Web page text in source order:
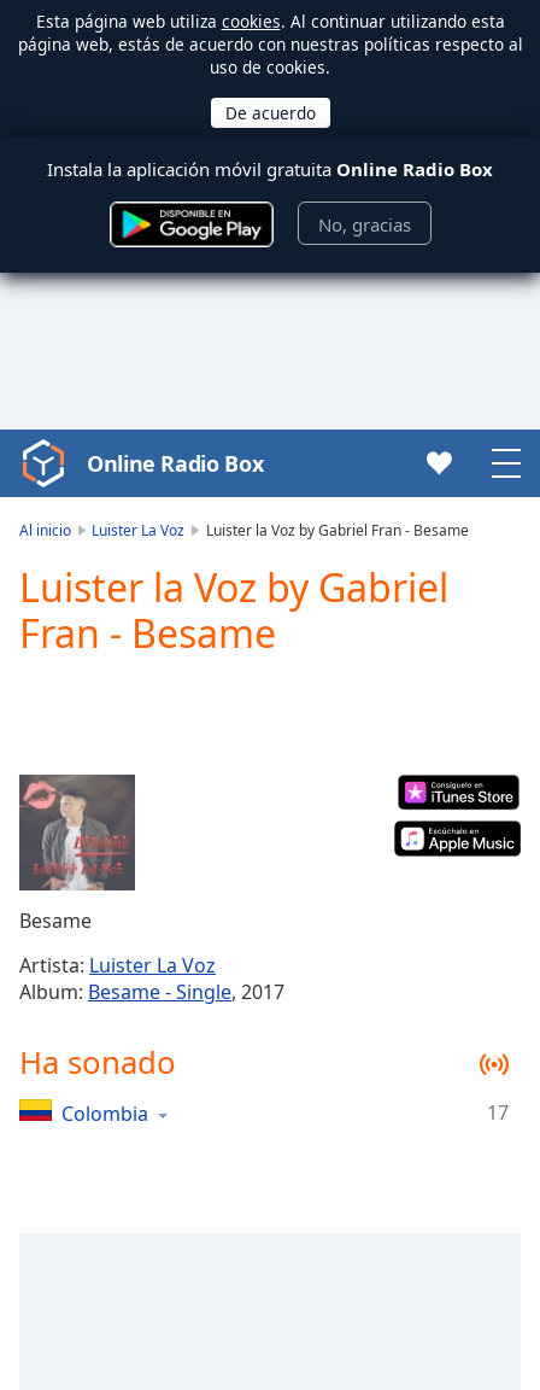
Esta página web utiliza cookies. Al continuar utilizando esta
página web, estás de acuerdo con nuestras políticas respecto al
uso de cookies.
Instala la aplicación móvil gratuita Online Radio Box
No, gracias
Video
Player
Play
Video
Play
Current
Time0:00
Duration-:-
Loaded:
Stream
TypeLIVE
Seek to
live,
liveLIVE
Time-
Online Radio Box
Al inicio Luister La Voz Luister la Voz by Gabriel Fran - Besame
Luister la Voz by Gabriel
Fran - Besame
Besame
Artista: Luister La Voz
Album: Besame - Single, 2017
Ha sonado
Colombia 17